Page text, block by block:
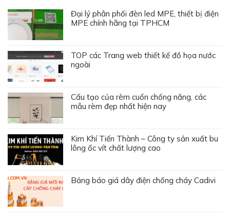
Đại lý phân phối đèn led MPE, thiết bị điện
MPE chính hãng tại TPHCM
TOP các Trang web thiết kế đồ họa nước
ngoài
Cấu tạo của rèm cuốn chống nắng, các
mẫu rèm đẹp nhất hiện nay
Kim Khí Tiến Thành – Công ty sản xuất bu
lông ốc vít chất lượng cao
Bảng báo giá dây điện chống cháy Cadivi